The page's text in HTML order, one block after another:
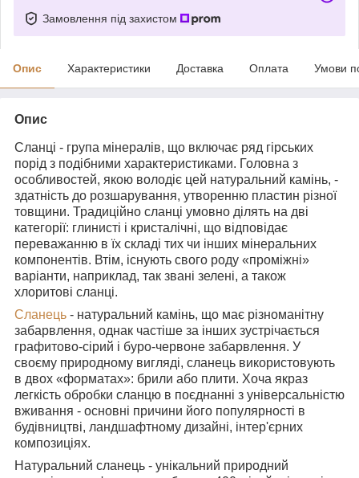
Замовлення під захистом
Опис Характеристики Доставка Оплата Умови
Опис
Сланці - група мінералів, що включає ряд гірських
порід з подібними характеристиками. Головна з
особливостей, якою володіє цей натуральний камінь, -
здатність до розшарування, утворенню пластин різної
товщини. Традиційно сланці умовно ділять на дві
категорії: глинисті і кристалічні, що відповідає
переважанню в їх складі тих чи інших мінеральних
компонентів. Втім, існують свого роду «проміжні»
варіанти, наприклад, так звані зелені, а також
хлоритові сланці.
Сланець - натуральний камінь, що має різноманітну
забарвлення, однак частіше за інших зустрічається
графитово-сірий і буро-червоне забарвлення. У
своєму природному вигляді, сланець використовують
в двох «форматах»: брили або плити. Хоча якраз
легкість обробки сланцю в поєднанні з універсальністю
вживання - основні причини його популярності в
будівництві, ландшафтному дизайні, інтер'єрних
композиціях.
Натуральний сланець - унікальний природний